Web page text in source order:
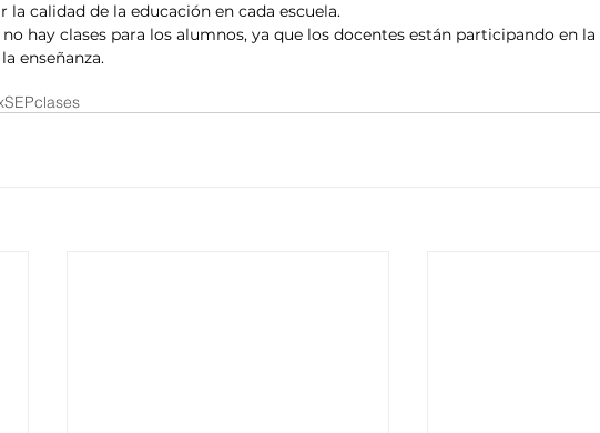
la calidad de la educación en cada escuela.
hay clases para los alumnos, ya que los docentes están participando en la
enseñanza.
SEPclases